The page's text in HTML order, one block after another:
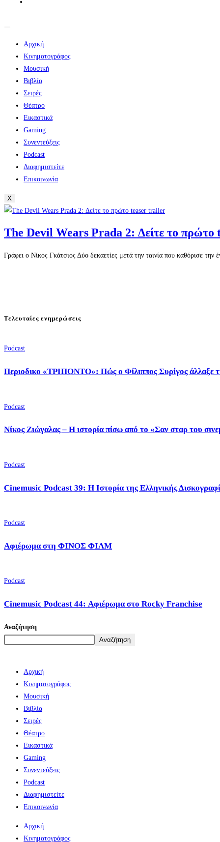
Αρχική
Κινηματογράφος
Μουσική
Βιβλία
Σειρές
Θέατρο
Εικαστικά
Gaming
Συνεντεύξεις
Podcast
Διαφημιστείτε
Επικοινωνία
X
The Devil Wears Prada 2: Δείτε το
Γράφει ο Νίκος Γκάτσιος Δύο δεκαετίες μετά την ταινία που καθόρισε
Τελευταίες ενημερώσεις
Podcast
Περιοδικο «ΤΡΙΠΟΝΤΟ»: Πώς ο Φίλιππος Συρίγος άλλαξε
Podcast
Νίκος Ζιώγαλας – Η ιστορία πίσω από το «Σαν σταρ του
Podcast
Cinemusic Podcast 39: Η Ιστορία της Ελληνικής
Podcast
Αφιέρωμα στη ΦΙΝΟΣ ΦΙΛΜ
Podcast
Cinemusic Podcast 44: Αφιέρωμα στο Rocky Franchise
Αναζήτηση
Αναζήτηση
Αρχική
Κινηματογράφος
Μουσική
Βιβλία
Σειρές
Θέατρο
Εικαστικά
Gaming
Συνεντεύξεις
Podcast
Διαφημιστείτε
Επικοινωνία
Αρχική
Κινηματογράφος